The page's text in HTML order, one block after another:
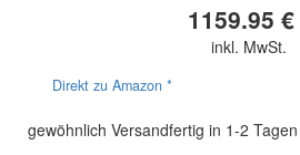
1159.95
inkl. MwSt.
Direkt zu Amazon *
gewöhnlich Versandfertig in 1-2 Tagen